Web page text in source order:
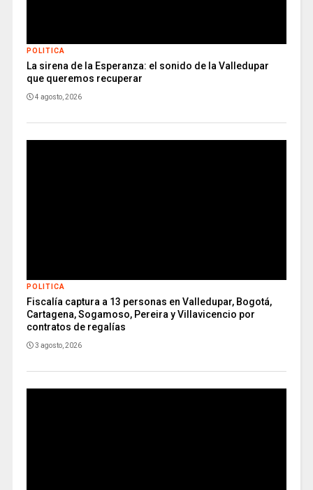
POLITICA
La sirena de la Esperanza: el sonido de la Valledupar
que queremos recuperar
4 agosto, 2026
POLITICA
Fiscalía captura a 13 personas en Valledupar, Bogotá,
Cartagena, Sogamoso, Pereira y Villavicencio por
contratos de regalías
3 agosto, 2026